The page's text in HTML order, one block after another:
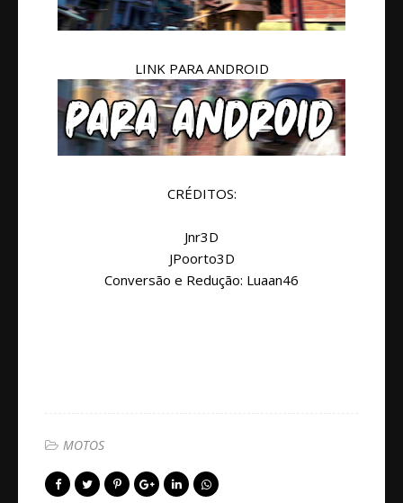
LINK PARA ANDROID
CRÉDITOS:
Jnr3D
JPoorto3D
Conversão e Redução: Luaan46
MOTOS